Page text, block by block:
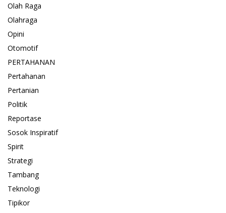
Olah Raga
Olahraga
Opini
Otomotif
PERTAHANAN
Pertahanan
Pertanian
Politik
Reportase
Sosok Inspiratif
Spirit
Strategi
Tambang
Teknologi
Tipikor